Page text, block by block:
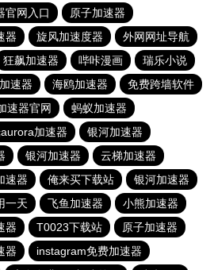
官网入口
原子加速器
器 旋风加速度器
外网网址导航
狂飙加速器 哔咔漫画
瑞乐小说
速器 海鸥加速器
免费跨墙软件
速器官网
蚂蚁加速器
加速器
银河加速器
银河加速器
云梯加速器
速器 俺来买下载站
银河加速器
一天 飞鱼加速器
小熊加速器
器 T0023下载站
原子加速器
器
instagram免费加速器